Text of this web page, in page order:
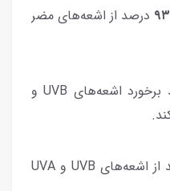
۹۳ درصد از اشعه‌های مضر
درصد برخورد اشعه‌های UVB و
درصد از اشعه‌های UVB و UVA